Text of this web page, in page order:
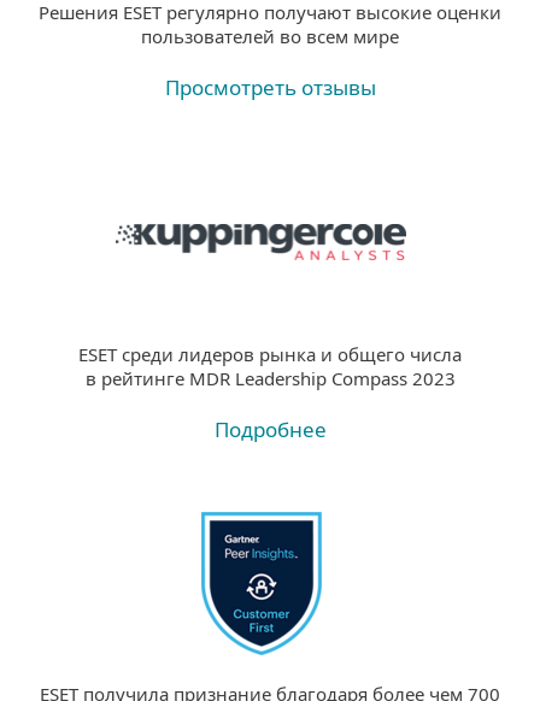
Решения ESET регулярно получают высокие оценки
пользователей во всем мире
Просмотреть отзывы
ESET среди лидеров рынка и общего числа
в рейтинге MDR Leadership Compass 2023
Подробнее
ESET получила признание благодаря более чем 700